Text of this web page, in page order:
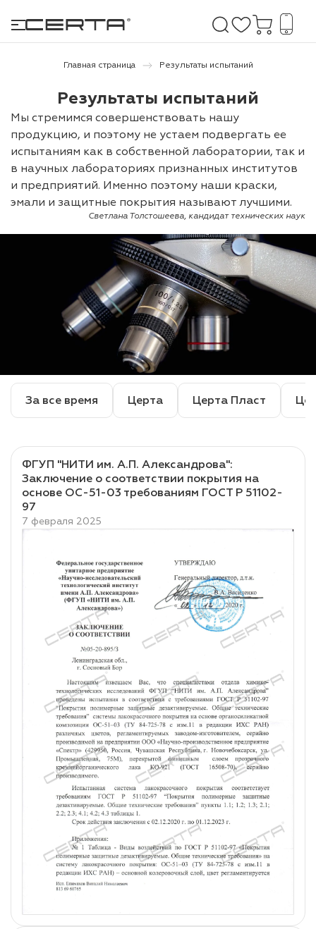
покрытия
и дачи
бетону,
Главная страница Результаты испытаний
Результаты испытаний
Мы стремимся совершенствовать нашу
продукцию, и поэтому не устаем подвергать ее
испытаниям как в собственной лаборатории, так и
в научных лабораториях признанных институтов
и предприятий. Именно поэтому наши краски,
эмали и защитные покрытия называют лучшими.
Светлана Толстошеева, кандидат технических наук
За все время Церта Церта Пласт
ФГУП "НИТИ им. А.П. Александрова":
Заключение о соответствии покрытия на
основе ОС-51-03 требованиям ГОСТ Р 51102-
97
7 февраля 2025